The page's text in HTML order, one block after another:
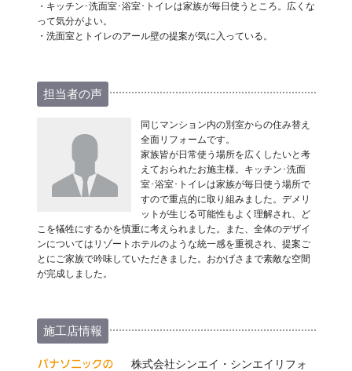
・キッチン･洗面室･浴室･トイレは家族が毎日使うところ。広くな
って気分がよい。
・洗面室とトイレのアール壁の提案が気に入っている。
担当者の声
同じマンション内の別室からの住み替え
全面リフォームです。
家族皆が日常使う場所を広くしたいと考
えておられたお施主様。キッチン･洗面
室･浴室･トイレは家族が毎日使う場所で
すので重点的に取り組みました。デメリ
ットが生じる可能性もよく理解され、ど
こを犠牲にするかを慎重に考えられました。また、全体のデザイ
ンについてはリゾートホテルのような統一感を重視され、提案ご
とにご家族で吟味していただきました。おかげさまで素敵な空間
が完成しました。
施工店情報
株式会社シンエイ・シンエイリフォ